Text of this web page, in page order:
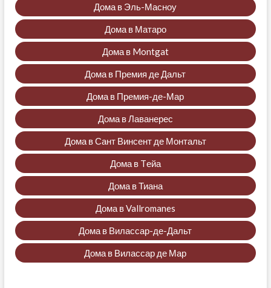
Дома в Эль-Масноу
Дома в Матаро
Дома в Montgat
Дома в Премия де Дальт
Дома в Премия-де-Мар
Дома в Лаванерес
Дома в Сант Винсент де Монтальт
Дома в Tейа
Дома в Тиана
Дома в Vallromanes
Дома в Вилассар-де-Дальт
Дома в Вилассар де Мар